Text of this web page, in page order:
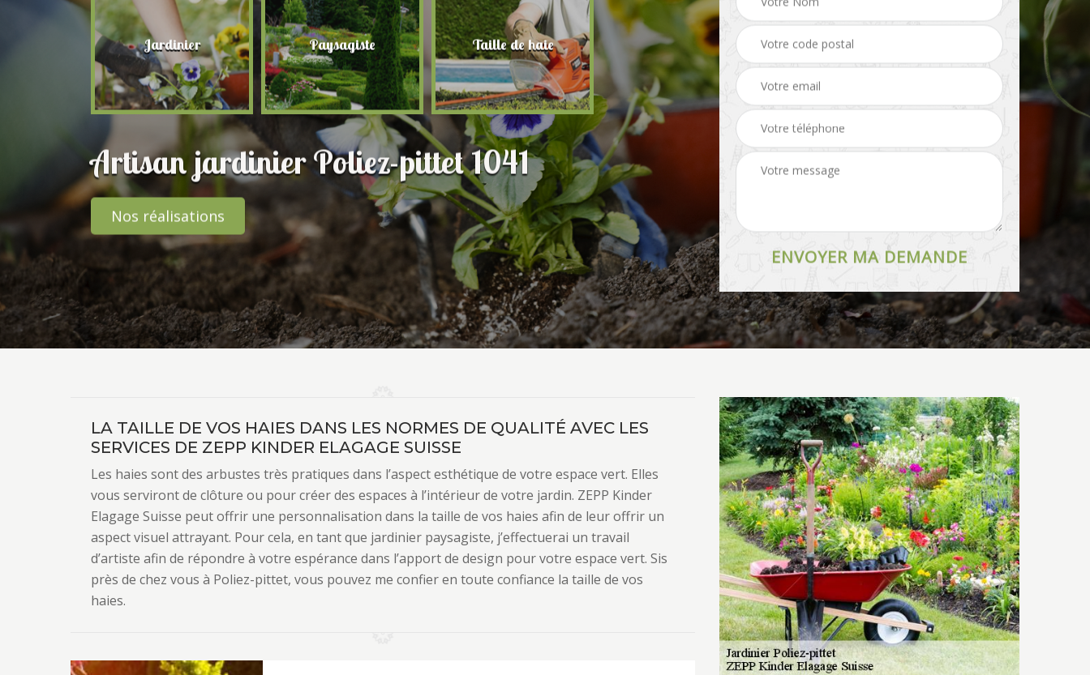
Jardinier Paysagiste Taille de haie Abattage d'arbres Tonte et réfection de
pelouse Pose de clôture
Artisan jardinier Poliez-pittet 1041
Nos réalisations
LA TAILLE DE VOS HAIES DANS LES NORMES DE QUALITÉ AVEC LES
SERVICES DE ZEPP KINDER ELAGAGE SUISSE
Les haies sont des arbustes très pratiques dans l’aspect esthétique de votre espace vert. Elles
vous serviront de clôture ou pour créer des espaces à l’intérieur de votre jardin. ZEPP Kinder
Elagage Suisse peut offrir une personnalisation dans la taille de vos haies afin de leur offrir un
aspect visuel attrayant. Pour cela, en tant que jardinier paysagiste, j’effectuerai un travail
d’artiste afin de répondre à votre espérance dans l’apport de design pour votre espace vert. Sis
près de chez vous à Poliez-pittet, vous pouvez me confier en toute confiance la taille de vos
haies.